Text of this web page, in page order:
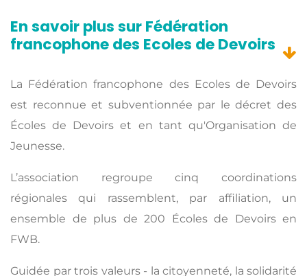
En savoir plus sur Fédération
francophone des Ecoles de Devoirs
La Fédération francophone des Ecoles de Devoirs
est reconnue et subventionnée par le décret des
Écoles de Devoirs et en tant qu'Organisation de
Jeunesse.
L’association regroupe cinq coordinations
régionales qui rassemblent, par affiliation, un
ensemble de plus de 200 Écoles de Devoirs en
FWB.
Guidée par trois valeurs - la citoyenneté, la solidarité